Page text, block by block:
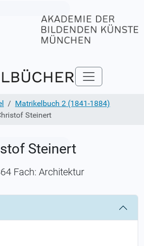
Matrikelbuch 2 (1841-1884)
Steinert
Steinert
Fach: Architektur